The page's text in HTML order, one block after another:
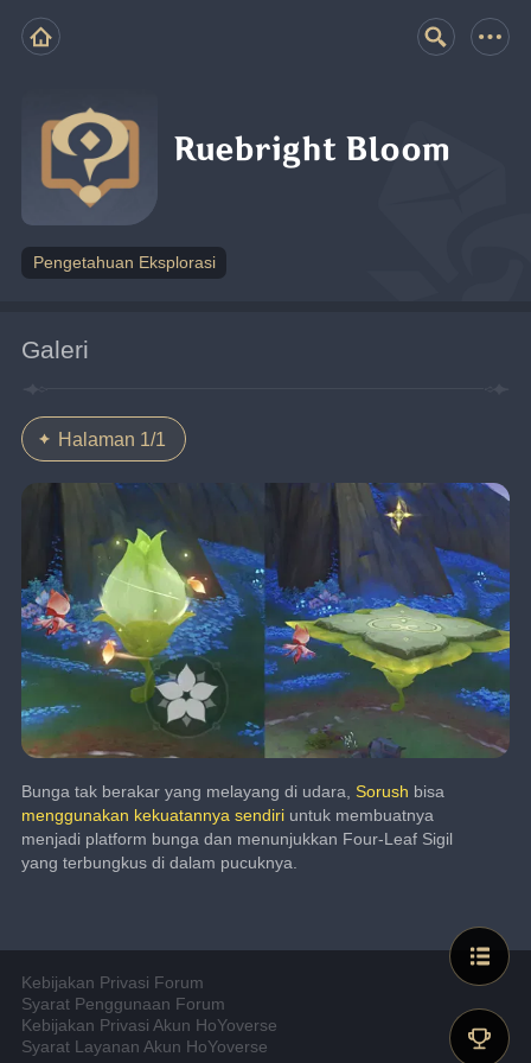
Ruebright Bloom
Pengetahuan Eksplorasi
Galeri
Halaman 1/1
Bunga tak berakar yang melayang di udara, Sorush
menggunakan kekuatannya sendiri untuk membuatnya
menjadi platform bunga dan menunjukkan Four-Leaf Sigil
yang terbungkus di dalam pucuknya.
Kebijakan Privasi Forum
Syarat Penggunaan Forum
Kebijakan Privasi Akun HoYoverse
Syarat Layanan Akun HoYoverse